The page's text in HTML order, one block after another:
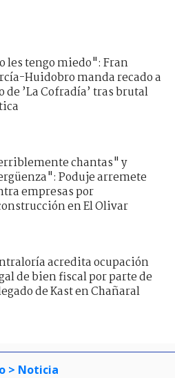
les tengo miedo": Fran
Huidobro manda recado a
de ’La Cofradía’ tras brutal
chantas" y
Poduje arremete
empresas por
en El Olivar
acredita ocupación
de bien fiscal por parte de
de Kast en Chañaral
> Noticia